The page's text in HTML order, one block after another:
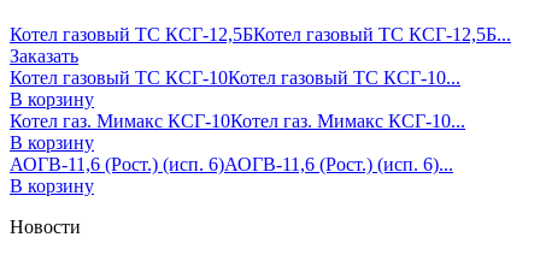
Котел газовый ТС КСГ-12,5БКотел газовый ТС КСГ-12,5Б...
Заказать
Котел газовый ТС КСГ-10Котел газовый ТС КСГ-10...
В корзину
Котел газ. Мимакс КСГ-10Котел газ. Мимакс КСГ-10...
В корзину
АОГВ-11,6 (Рост.) (исп. 6)АОГВ-11,6 (Рост.) (исп. 6)...
В корзину
Новости